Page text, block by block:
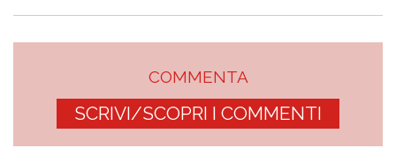
COMMENTA
SCRIVI/SCOPRI I COMMENTI